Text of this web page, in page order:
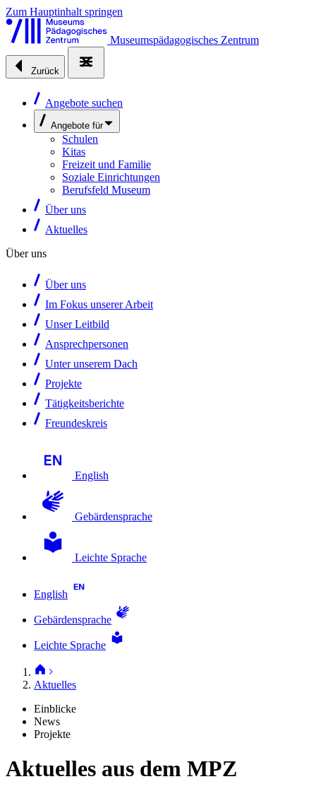
Zum Hauptinhalt springen
Museumspädagogisches Zentrum
Zurück
Angebote suchen
Angebote für
Schulen
Kitas
Freizeit und Familie
Soziale Einrichtungen
Berufsfeld Museum
Über uns
Aktuelles
Über uns
Über uns
Im Fokus unserer Arbeit
Unser Leitbild
Ansprechpersonen
Unter unserem Dach
Projekte
Tätigkeitsberichte
Freundeskreis
English
Gebärdensprache
Leichte Sprache
English
Gebärdensprache
Leichte Sprache
Aktuelles
Einblicke
News
Projekte
Aktuelles aus dem MPZ